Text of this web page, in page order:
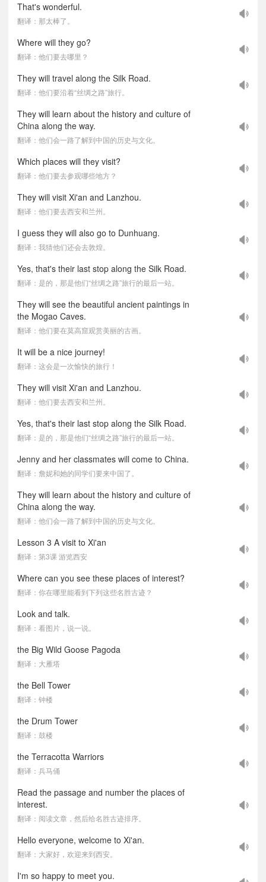
That's wonderful.
翻译：那太棒了。
Where will they go?
翻译：他们要去哪里？
They will travel along the Silk Road.
翻译：他们要沿着“丝绸之路”旅行。
They will learn about the history and culture of
China along the way.
翻译：他们会一路了解到中国的历史与文化。
Which places will they visit?
翻译：他们要去参观哪些地方？
They will visit Xi'an and Lanzhou.
翻译：他们要去西安和兰州。
I guess they will also go to Dunhuang.
翻译：我猜他们还会去敦煌。
Yes, that's their last stop along the Silk Road.
翻译：是的，那是他们“丝绸之路”旅行的最后一站。
They will see the beautiful ancient paintings in
the Mogao Caves.
翻译：他们要在莫高窟观赏美丽的古画。
It will be a nice journey!
翻译：这会是一次愉快的旅行！
They will visit Xi'an and Lanzhou.
翻译：他们要去西安和兰州。
Yes, that's their last stop along the Silk Road.
翻译：是的，那是他们“丝绸之路”旅行的最后一站。
Jenny and her classmates will come to China.
翻译：詹妮和她的同学们要来中国了。
They will learn about the history and culture of
China along the way.
翻译：他们会一路了解到中国的历史与文化。
Lesson 3 A visit to Xi'an
翻译：第3课 游览西安
Where can you see these places of interest?
翻译：你在哪里能看到下列这些名胜古迹？
Look and talk.
翻译：看图片，说一说。
the Big Wild Goose Pagoda
翻译：大雁塔
the Bell Tower
翻译：钟楼
the Drum Tower
翻译：鼓楼
the Terracotta Warriors
翻译：兵马俑
Read the passage and number the places of
interest.
翻译：阅读文章，然后给名胜古迹排序。
Hello everyone, welcome to Xi'an.
翻译：大家好，欢迎来到西安。
I'm so happy to meet you.